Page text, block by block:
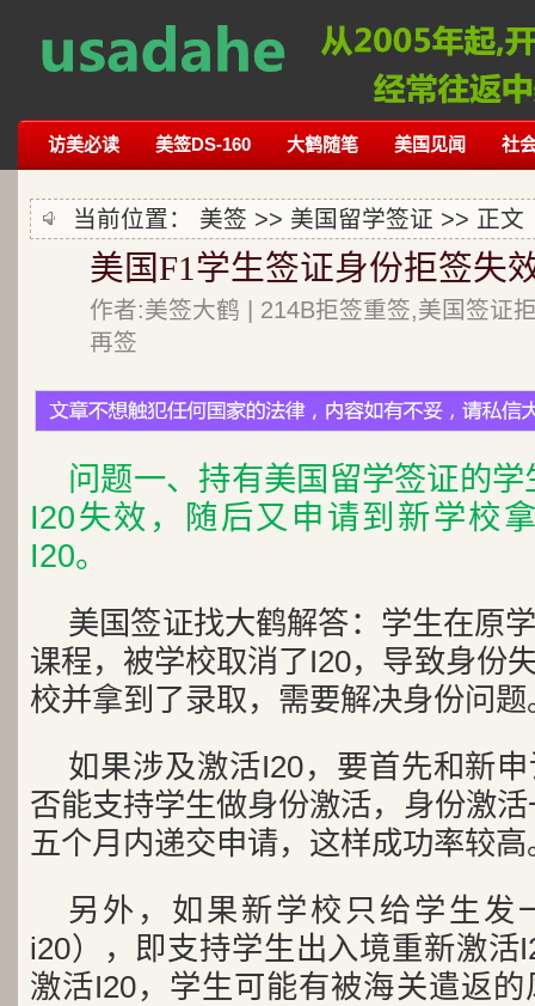
访美必读 美签DS-160 大鹤随笔 美国见闻 社
当前位置： 美签 >> 美国留学签证 >> 正文
美国F1学生签证身份拒签失
作者:美签大鹤 | 214B拒签重签,美国签证
再签
问题一、持有美国留学签证的
I20失效，随后又申请到新学校
I20。
美国签证找大鹤解答：学生在原
课程，被学校取消了I20，导致身份
校并拿到了录取，需要解决身份问题
如果涉及激活I20，要首先和新
否能支持学生做身份激活，身份激
五个月内递交申请，这样成功率较高
另外，如果新学校只给学生发
i20），即支持学生出入境重新激活
激活I20，学生可能有被海关遣返